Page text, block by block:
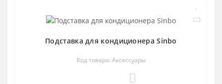
Подставка для кондиционера Sinbo
Код товара: Аксессуары